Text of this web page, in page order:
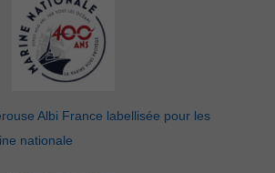
Albi France labellisée pour les
nationale
Nécessaires
Les cookies
nécessaires ne
peuvent pas
indispensables